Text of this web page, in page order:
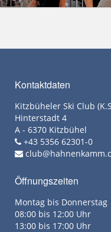
Kontaktdaten
Kitzbüheler Ski Club
Hinterstadt 4
A - 6370 Kitzbühel
+43 5356 62301-0
Öffnungszeiten
Montag bis Donnerstag
08:00 bis 12:00 Uhr
13:00 bis 17:00 Uhr